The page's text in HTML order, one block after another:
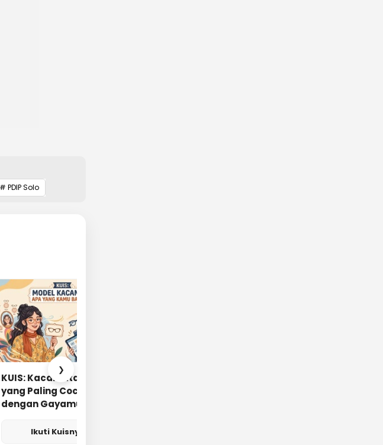
# PDIP Solo
KUIS: Kacamata Apa
yang Paling Cocok
dengan Gayamu?
Ikuti Kuisnya ➔
❯